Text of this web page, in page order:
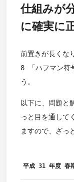
仕組みが
に確実に
前置きが長く
8 「ハフマン符
う。
以下に、問題と
っと目を通して
ますので、ざっ
平成 31 年度 春